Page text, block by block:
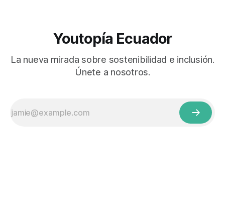
Youtopía Ecuador
La nueva mirada sobre sostenibilidad e inclusión.
Únete a nosotros.